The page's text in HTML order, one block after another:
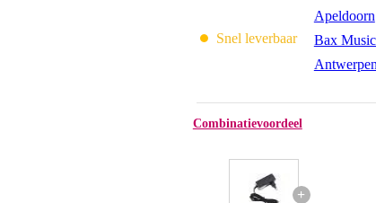
Apeldoorn
Snel leverbaar
Bax
Antwerpen
Combinatievoordeel
+